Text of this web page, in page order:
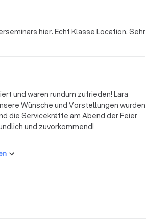
hier. Echt Klasse Location. Sehr
und waren rundum zufrieden! Lara
Wünsche und Vorstellungen wurden
die Servicekräfte am Abend der Feier
und zuvorkommend!